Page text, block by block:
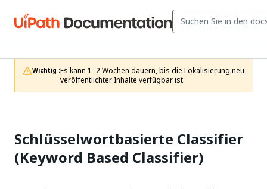
Wichtig :Es kann 1–2 Wochen dauern, bis die Lokalisierung neu
veröffentlichter Inhalte verfügbar ist.
Schlüsselwortbasierte Classifier
(Keyword Based Classifier)